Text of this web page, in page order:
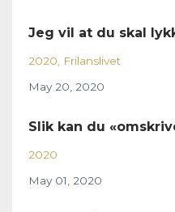
Jeg vil at du skal
2020
Frilanslivet
May 20, 2020
Slik kan du
2020
May 01, 2020